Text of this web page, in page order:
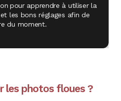
pour apprendre à utiliser la
les bons réglages afin de
du moment.
les photos floues ?